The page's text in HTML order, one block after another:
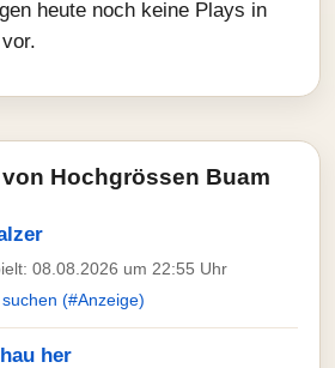
heute noch keine Plays in
Hochgrössen Buam
08.08.2026 um 22:55 Uhr
(#Anzeige)
her